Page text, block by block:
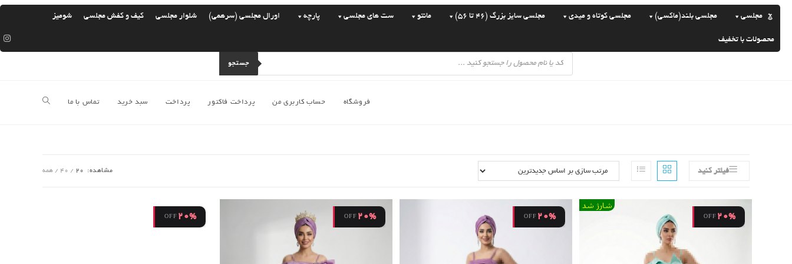
پرش
مجلسی مجلسی بلند(ماکسی) مجلسی کوتاه و میدی مجلسی سایز بزرگ (46 تا 56) مانتو ست های مجلسی پارچه اورال مجلسی (سرهمی) شلوار مجلسی کیف و کفش مجلسی شومیز
محصولات با تخفیف
Products
search
جستجو
فروشگاه حساب کاربری من پرداخت فاکتور پرداخت سبد خرید تماس با ما جستجوی
فیلتر کنید مشاهده: 20
40 همه
شارژ شد
20%
OFF
20%
OFF
20%
OFF
20%
OFF